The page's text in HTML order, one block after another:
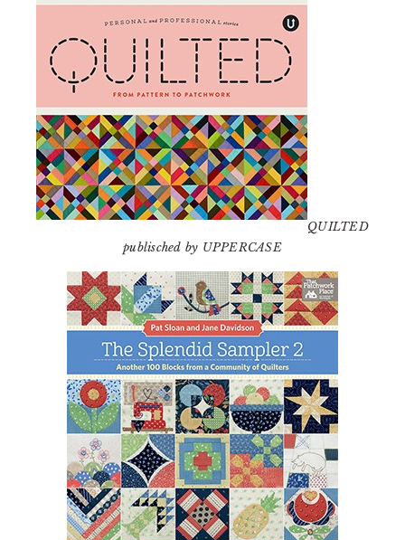
QUILTED
publisched by UPPERCASE